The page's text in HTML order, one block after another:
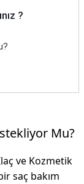
?
Mu?
ve Kozmetik
saç bakım